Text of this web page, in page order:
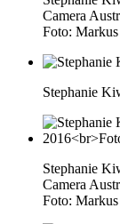
Camera
Foto:
Stephanie
Stephanie
Camera
Foto: